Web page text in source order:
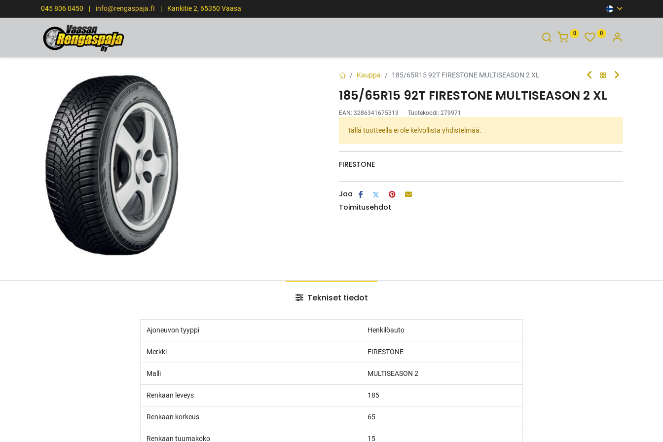
045 806 0450 | info@rengaspaja.fI | Kankitie 2, 65350 Vaasa
0 0
Kauppa 185/65R15 92T FIRESTONE MULTISEASON 2 XL
185/65R15 92T FIRESTONE MULTISEASON 2 XL
EAN: 3286341675313 Tuotekoodi: 279971
Tällä tuotteella ei ole kelvollista yhdistelmää.
FIRESTONE
Jaa
Toimitusehdot
Tekniset tiedot
Ajoneuvon tyyppi Henkilöauto
Merkki FIRESTONE
Malli MULTISEASON 2
Renkaan leveys 185
Renkaan korkeus 65
Renkaan tuumakoko 15